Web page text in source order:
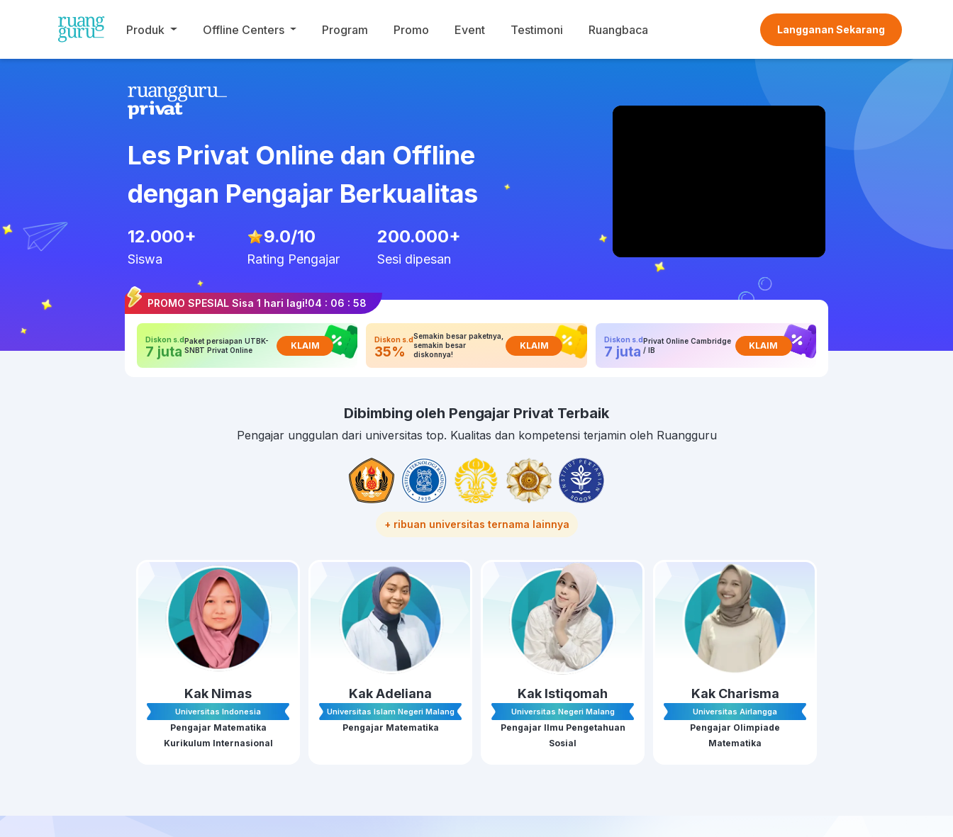
Produk Offline Centers Program Promo Event Testimoni Ruangbaca Langganan Sekarang
Les Privat Online dan Offline
dengan Pengajar Berkualitas
12.000+
Siswa
9.0/10
Rating Pengajar
200.000+
Sesi dipesan
PROMO SPESIAL Sisa 1 hari lagi!04 : 06 : 57
Diskon s.d
7 juta
Paket persiapan UTBK-
SNBT Privat Online
KLAIM
Diskon s.d
35%
Semakin besar paketnya,
semakin besar
diskonnya!
KLAIM
Diskon s.d
7 juta
Privat Online Cambridge
/ IB
KLAIM
Dibimbing oleh Pengajar Privat Terbaik
Pengajar unggulan dari universitas top. Kualitas dan kompetensi terjamin oleh Ruangguru
+ ribuan universitas ternama lainnya
Kak Nimas
Universitas Indonesia
Pengajar Matematika
Kurikulum Internasional
Kak Adeliana
Universitas Islam Negeri Malang
Pengajar Matematika
Kak Istiqomah
Universitas Negeri Malang
Pengajar Ilmu Pengetahuan
Sosial
Kak Charisma
Universitas Airlangga
Pengajar Olimpiade
Matematika